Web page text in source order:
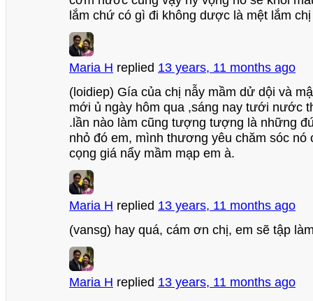
lắm chứ có gì đi không dược là mệt lắm
Maria H replied 13 years, 11 months ago
(loidiep) Gía của chị nẫy mầm dử dội và
mới ủ ngày hôm qua ,sáng nay tưới nước
.lần nào làm cũng tượng tượng là những
nhỏ đó em, mình thương yêu chăm sóc nó
cọng giá nẩy mầm mạp em à.
Maria H replied 13 years, 11 months ago
(vansg) hay quá, cám ơn chị, em sẽ tập
Maria H replied 13 years, 11 months ago